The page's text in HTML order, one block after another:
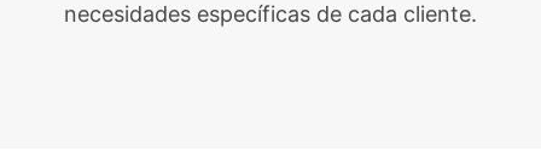
necesidades específicas de cada cliente.